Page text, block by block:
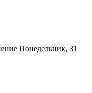
Понедельник, 31